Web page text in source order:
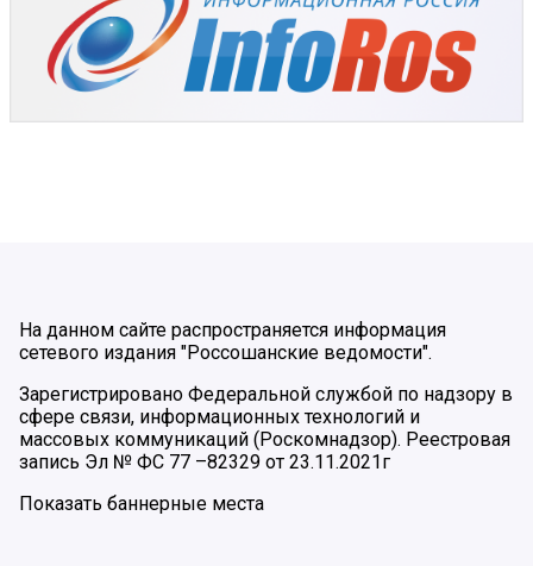
На данном сайте распространяется информация
сетевого издания "Россошанские ведомости".
Зарегистрировано Федеральной службой по надзору в
сфере связи, информационных технологий и
массовых коммуникаций (Роскомнадзор). Реестровая
запись Эл № ФС 77 –82329 от 23.11.2021г
Показать баннерные места